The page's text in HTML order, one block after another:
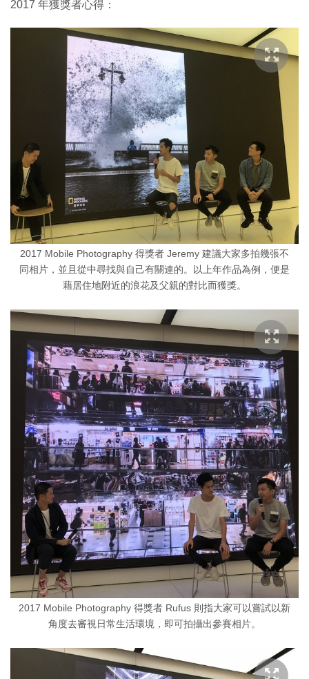
2017 年獲獎者心得：
2017 Mobile Photography 得獎者 Jeremy 建議大家多拍幾張不
同相片，並且從中尋找與自己有關連的。以上年作品為例，便是
藉居住地附近的浪花及父親的對比而獲獎。
2017 Mobile Photography 得獎者 Rufus 則指大家可以嘗試以新
角度去審視日常生活環境，即可拍攝出參賽相片。